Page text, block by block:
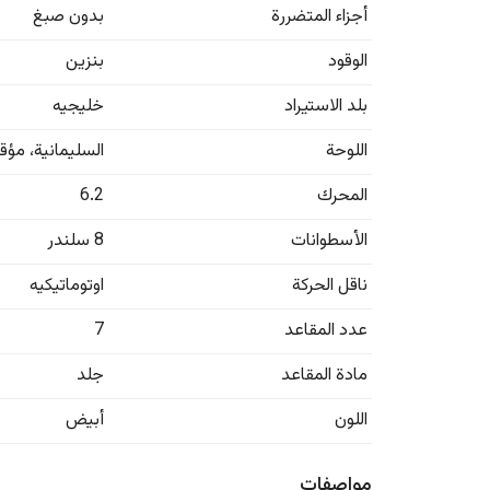
أجزاء المتضررة
بدون صبغ
الوقود
بنزين
بلد الاستيراد
خليجيه
اللوحة
السليمانية،
المحرك
6.2
الأسطوانات
8 سلندر
ناقل الحركة
اوتوماتيكيه
عدد المقاعد
7
مادة المقاعد
جلد
اللون
أبيض